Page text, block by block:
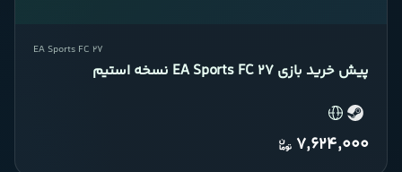
EA Sports FC 27
پیش خرید بازی EA Sports FC 27 نسخه استیم
7,624,000